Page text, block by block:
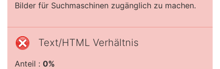
Bilder für Suchmaschinen zugänglich zu machen.
Text/HTML Verhältnis
Anteil : 0%